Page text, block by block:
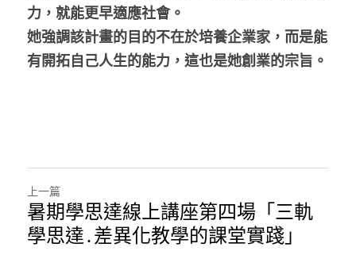
力，就能更早適應社會。
她強調該計畫的目的不在於培養企業家，而是能
有開拓自己人生的能力，這也是她創業的宗旨。
上一篇
暑期學思達線上講座第四場「三軌
學思達․差異化教學的課堂實踐」